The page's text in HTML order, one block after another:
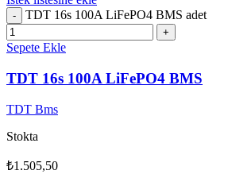
TDT 16s 100A LiFePO4 BMS adet
Sepete Ekle
TDT 16s 100A LiFePO4 BMS
TDT Bms
Stokta
₺1.505,50